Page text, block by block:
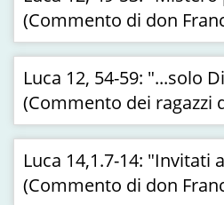
(Commento di don
Luca 12, 54-59: "...solo
(Commento dei ragazzi
Luca 14,1.7-14: "Invitati
(Commento di don